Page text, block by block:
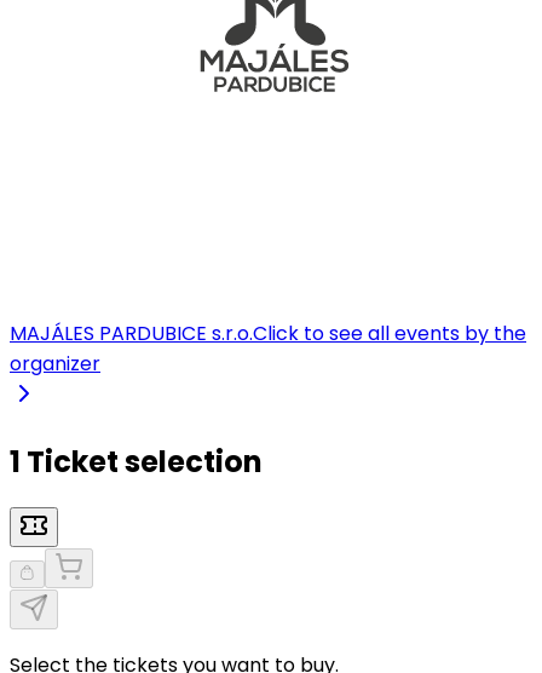
MAJÁLES PARDUBICE s.r.o.Click to see all events by the
organizer
1 Ticket selection
Select the tickets you want to buy.